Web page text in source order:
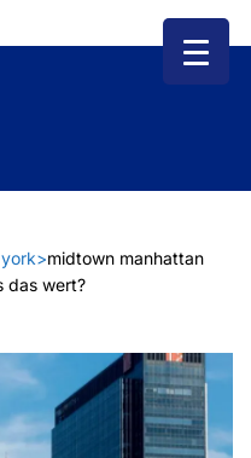
>midtown manhattan
das wert?